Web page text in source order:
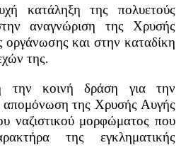
κατάληξη της πολυετούς
αναγνώριση της Χρυσής
και στην καταδίκη
της.
την κοινή δράση για την
απομόνωση της Χρυσής Αυγής
ναζιστικού μορφώματος που
της εγκληματικής